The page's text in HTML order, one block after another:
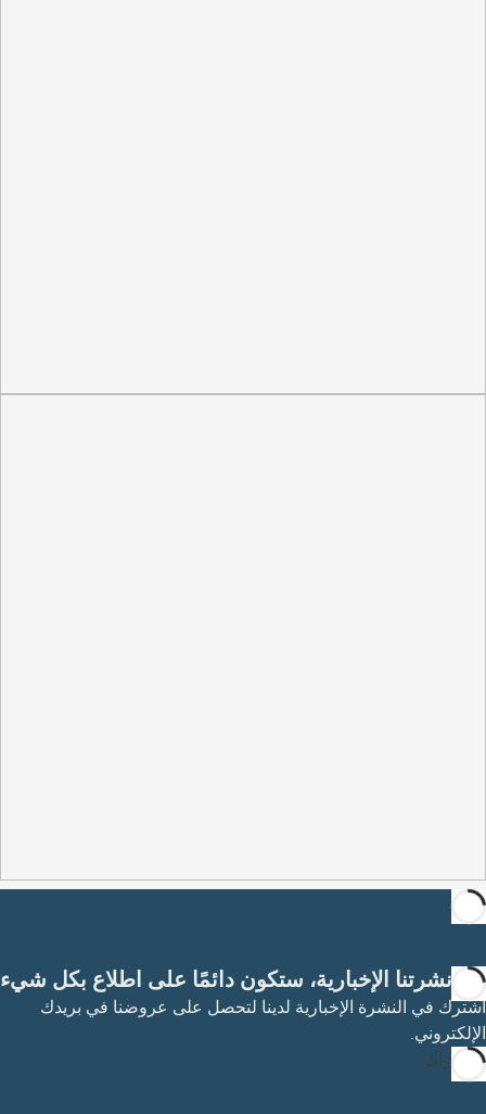
مع نشرتنا الإخبارية، ستكون دائمًا على اطلاع بكل شيء
اشترك في النشرة الإخبارية لدينا لتحصل على عروضنا في بريدك
الإلكتروني.
الاشتراك